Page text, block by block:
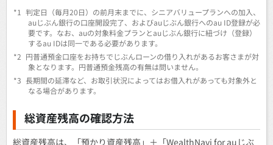
*1 判定日（毎月20日）の前月末までに、シニアバリュープランへの加入、
auじぶん銀行の口座開設完了、およびauじぶん銀行へのau ID登録が必
要です。なお、auの対象料金プランとauじぶん銀行に紐づけ（登録）
するau IDは同⼀である必要があります。
*2 円普通預金口座をお持ちでじぶんローンの借り入れがあるお客さまが対
象となります。円普通預金残高の有無は問いません。
*3 長期間の延滞など、お取引状況によってはお借入れがあっても対象外と
なる場合があります。
総資産残高の確認方法
総資産残高は、「預かり資産残高」＋「WealthNavi for auじぶ